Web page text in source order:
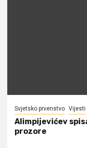
Svjetsko prvenstvo Vijesti
Alimpijevićev
prozore